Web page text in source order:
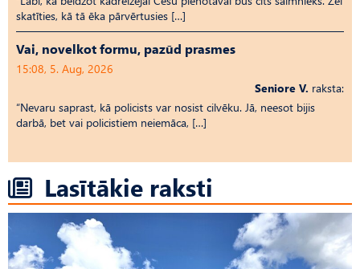
skatīties, kā tā ēka pārvērtusies […]
Vai, novelkot formu, pazūd prasmes
15:08, 5. Aug, 2026
Seniore V. raksta:
“Nevaru saprast, kā policists var nosist cilvēku. Jā, neesot bijis
darbā, bet vai policistiem neiemāca, […]
Lasītākie raksti